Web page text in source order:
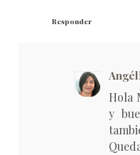
Responder
Hola
y